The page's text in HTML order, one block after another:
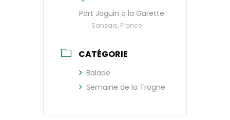
Port Jaguin à la Garette
Sansais, France
CATÉGORIE
Balade
Semaine de la Trogne